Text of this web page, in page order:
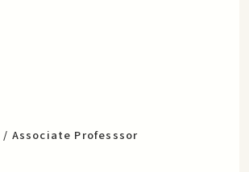
Associate Professsor